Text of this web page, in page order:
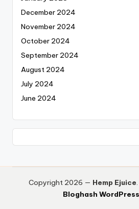
December 2024
November 2024
October 2024
September 2024
August 2024
July 2024
June 2024
Copyright 2026 — Hemp Ejuice
Bloghash